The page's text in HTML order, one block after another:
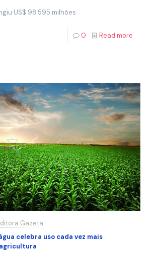
US$ 98.595 milhões
0 Read more
Gazeta
celebra uso cada vez mais